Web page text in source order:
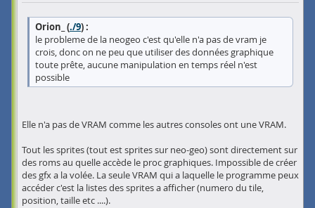
Orion_ (./9) :
le probleme de la neogeo c'est qu'elle n'a pas de vram je
crois, donc on ne peu que utiliser des données graphique
toute prête, aucune manipulation en temps réel n'est
possible
Elle n'a pas de VRAM comme les autres consoles ont une VRAM.
Tout les sprites (tout est sprites sur neo-geo) sont directement sur
des roms au quelle accède le proc graphiques. Impossible de créer
des gfx a la volée. La seule VRAM qui a laquelle le programme peux
accéder c'est la listes des sprites a afficher (numero du tile,
position, taille etc ....).